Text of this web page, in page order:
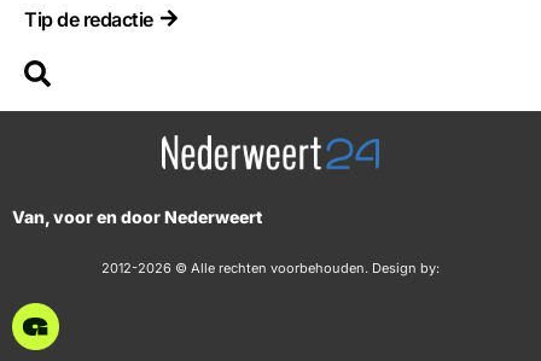
Tip de redactie
Van, voor en door Nederweert
2012-2026 © Alle rechten voorbehouden. Design by: